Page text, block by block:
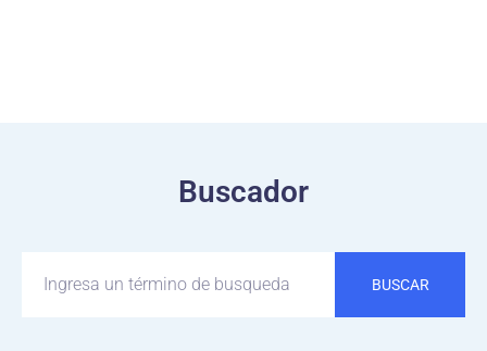
Buscador
BUSCAR